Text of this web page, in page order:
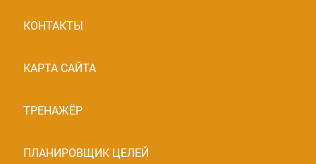
КОНТАКТЫ
КАРТА САЙТА
ТРЕНАЖЁР
ПЛАНИРОВЩИК ЦЕЛЕЙ